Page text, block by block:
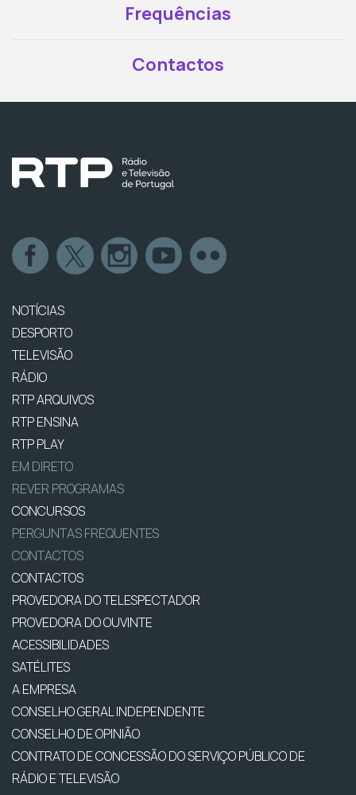
Frequências
Contactos
NOTÍCIAS
DESPORTO
TELEVISÃO
RÁDIO
RTP ARQUIVOS
RTP ENSINA
RTP PLAY
EM DIRETO
REVER PROGRAMAS
CONCURSOS
PERGUNTAS FREQUENTES
CONTACTOS
CONTACTOS
PROVEDORA DO TELESPECTADOR
PROVEDORA DO OUVINTE
ACESSIBILIDADES
SATÉLITES
A EMPRESA
CONSELHO GERAL INDEPENDENTE
CONSELHO DE OPINIÃO
CONTRATO DE CONCESSÃO DO SERVIÇO PÚBLICO DE
RÁDIO E TELEVISÃO